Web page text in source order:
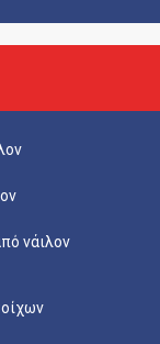
νάιλον